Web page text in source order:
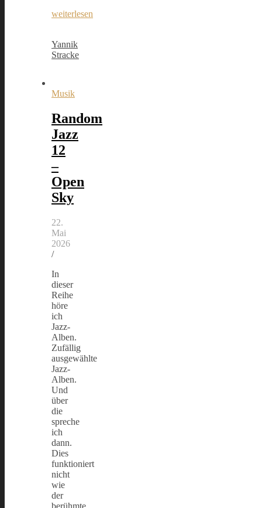
weiterlesen
Yannik
Stracke
Musik
Random
Jazz
12
–
Open
Sky
22.
Mai
2026
/
In
dieser
Reihe
höre
ich
Jazz-
Alben.
Zufällig
ausgewählte
Jazz-
Alben.
Und
über
die
spreche
ich
dann.
Dies
funktioniert
nicht
wie
der